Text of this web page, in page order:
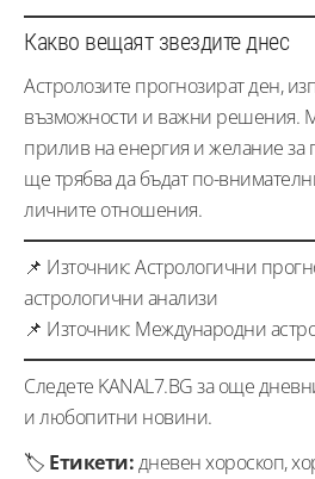
Какво вещаят звездите днес
Астролозите прогнозират ден,
възможности и важни решения.
прилив на енергия и желание за
ще трябва да бъдат по-
личните отношения.
📌 Източник: Астрологични
астрологични анализи
📌 Източник: Международни
Следете KANAL7.BG за още
и любопитни новини.
🏷️ Етикети:дневен хороскоп,